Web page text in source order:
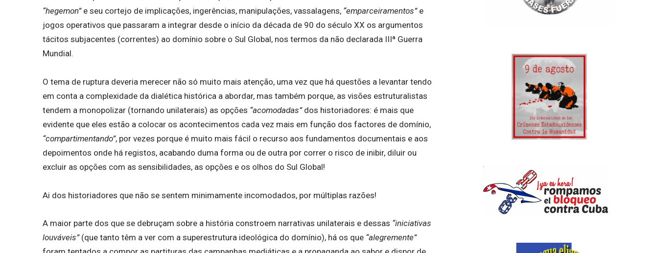
“hegemon”e seu cortejo de implicações, ingerências, manipulações, vassalagens, “emparceiramentos”e
jogos operativos que passaram a integrar desde o início da década de 90 do século XX os argumentos
tácitos subjacentes (correntes) ao domínio sobre o Sul Global, nos termos da não declarada IIIª Guerra
Mundial.
O tema de ruptura deveria merecer não só muito mais atenção, uma vez que há questões a levantar tendo
em conta a complexidade da dialética histórica a abordar, mas também porque, as visões estruturalistas
tendem a monopolizar (tornando unilaterais) as opções “acomodadas” dos historiadores: é mais que
evidente que eles estão a colocar os acontecimentos cada vez mais em função dos factores de domínio,
“compartimentando”, por vezes porque é muito mais fácil o recurso aos fundamentos documentais e aos
depoimentos onde há registos, acabando duma forma ou de outra por correr o risco de inibir, diluir ou
excluir as opções com as sensibilidades, as opções e os olhos do Sul Global!
Ai dos historiadores que não se sentem minimamente incomodados, por múltiplas razões!
A maior parte dos que se debruçam sobre a história constroem narrativas unilaterais e dessas “iniciativas
louváveis”(que tanto têm a ver com a superestrutura ideológica do domínio), há os que “alegremente”